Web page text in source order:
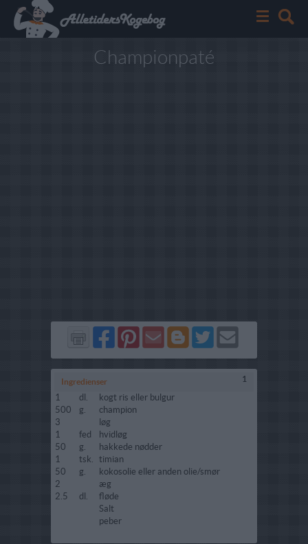
Championpaté
Del
på
Facebook
Del
på
Pinterest
Send
via
GMail
Del
på
Blogger
Del
på
Twitter
Send
Ingredienser 1
1 dl.
kogt ris eller bulgur
500
g.
champion
3
løg
1
fed
hvidløg
50
g.
hakkede nødder
1
tsk. timian
50
g.
kokosolie eller anden olie/smør
2
æg
2.5
dl.
fløde
Salt
peber